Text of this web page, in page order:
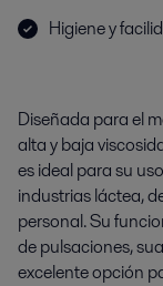
Higiene y
Diseñada para el
alta y baja
es ideal para su
industrias láctea,
personal. Su
de pulsaciones,
excelente opción